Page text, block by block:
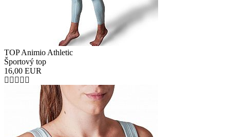
TOP Animio Athletic
Športový top
16,00 EUR